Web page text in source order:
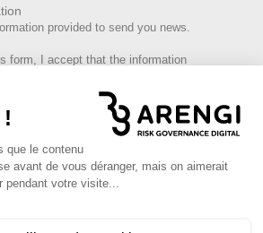
provided to send you news.
form, I accept that the information
marketing platform. To learn more about
click